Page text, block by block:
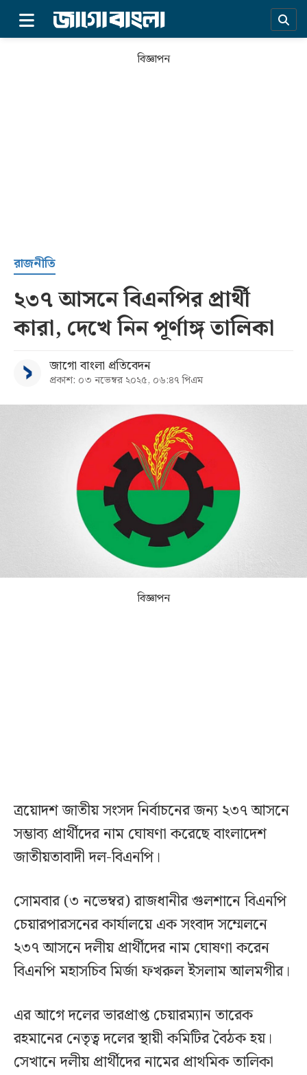
সর্বশেষ
বিভাগ
বিজ্ঞাপন
রাজনীতি
২৩৭ আসনে বিএনপির প্রার্থী
কারা, দেখে নিন পূর্ণাঙ্গ তালিকা
জাগো বাংলা প্রতিবেদন
প্রকাশ: ০৩ নভেম্বর ২০২৫, ০৬:৪৭ পিএম
বিজ্ঞাপন
ত্রয়োদশ জাতীয় সংসদ নির্বাচনের জন্য ২৩৭ আসনে
সম্ভাব্য প্রার্থীদের নাম ঘোষণা করেছে বাংলাদেশ
জাতীয়তাবাদী দল-বিএনপি।
সোমবার (৩ নভেম্বর) রাজধানীর গুলশানে বিএনপি
চেয়ারপারসনের কার্যালয়ে এক সংবাদ সম্মেলনে
২৩৭ আসনে দলীয় প্রার্থীদের নাম ঘোষণা করেন
বিএনপি মহাসচিব মির্জা ফখরুল ইসলাম আলমগীর।
এর আগে দলের ভারপ্রাপ্ত চেয়ারম্যান তারেক
রহমানের নেতৃত্ব দলের স্থায়ী কমিটির বৈঠক হয়।
সেখানে দলীয় প্রার্থীদের নামের প্রাথমিক তালিকা